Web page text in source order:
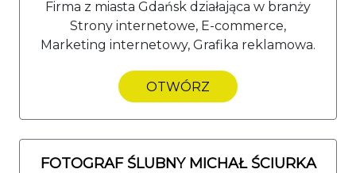
Firma z miasta Gdańsk działająca w branży
Strony internetowe, E-commerce,
Marketing internetowy, Grafika reklamowa.
OTWÓRZ
FOTOGRAF ŚLUBNY MICHAŁ ŚCIURKA